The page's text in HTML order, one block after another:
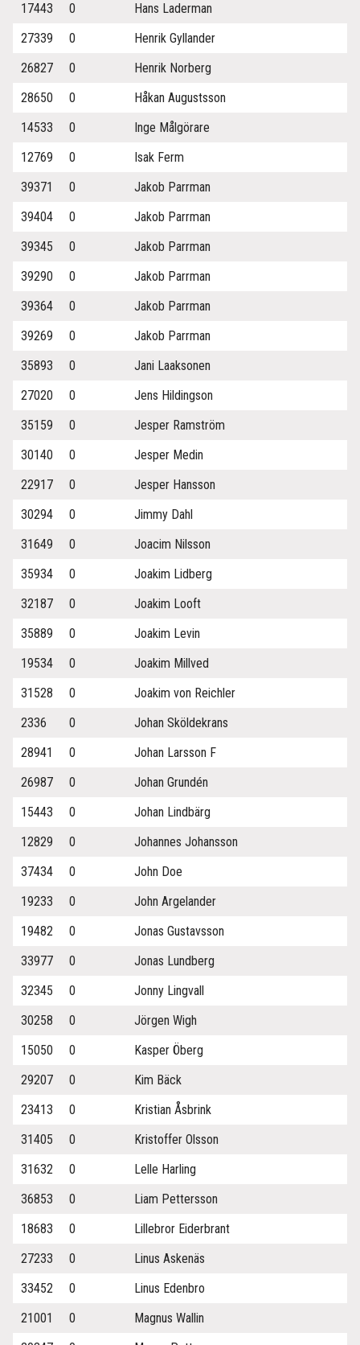
17443
0
Hans Laderman
27339
0
Henrik Gyllander
26827
0
Henrik Norberg
28650
0
Håkan Augustsson
14533
0
Inge Målgörare
12769
0
Isak Ferm
39371
0
Jakob Parrman
39404
0
Jakob Parrman
39345
0
Jakob Parrman
39290
0
Jakob Parrman
39364
0
Jakob Parrman
39269
0
Jakob Parrman
35893
0
Jani Laaksonen
27020
0
Jens Hildingson
35159
0
Jesper Ramström
30140
0
Jesper Medin
22917
0
Jesper Hansson
30294
0
Jimmy Dahl
31649
0
Joacim Nilsson
35934
0
Joakim Lidberg
32187
0
Joakim Looft
35889
0
Joakim Levin
19534
0
Joakim Millved
31528
0
Joakim von Reichler
2336
0
Johan Sköldekrans
28941
0
Johan Larsson F
26987
0
Johan Grundén
15443
0
Johan Lindbärg
12829
0
Johannes Johansson
37434
0
John Doe
19233
0
John Argelander
19482
0
Jonas Gustavsson
33977
0
Jonas Lundberg
32345
0
Jonny Lingvall
30258
0
Jörgen Wigh
15050
0
Kasper Öberg
29207
0
Kim Bäck
23413
0
Kristian Åsbrink
31405
0
Kristoffer Olsson
31632
0
Lelle Harling
36853
0
Liam Pettersson
18683
0
Lillebror Eiderbrant
27233
0
Linus Askenäs
33452
0
Linus Edenbro
21001
0
Magnus Wallin